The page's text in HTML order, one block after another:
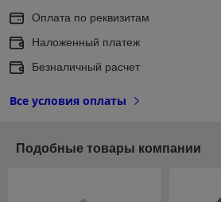
Оплата по реквизитам
Наложенный платеж
Безналичный расчет
Все условия оплаты
Подобные товары компании